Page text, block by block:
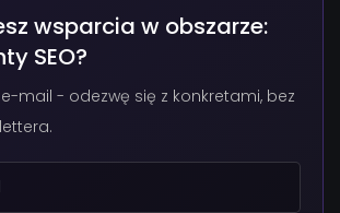
wsparcia w obszarze:
SEO?
mail - odezwę się z konkretami, bez